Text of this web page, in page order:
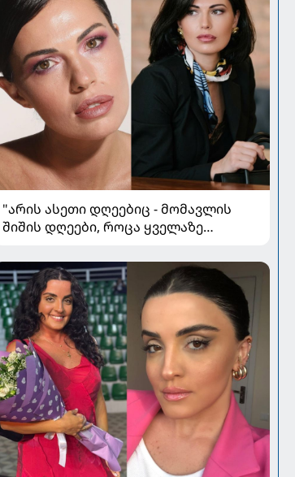
"არის ასეთი დღეებიც - მომავლის
შიშის დღეები, როცა ყველაზე
ონაშვილის წერილი